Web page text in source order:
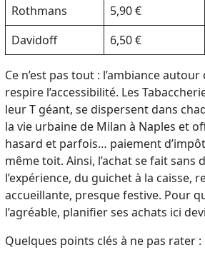
Rothmans
5,90 €
Davidoff
6,50 €
Ce n’est pas tout : l’ambiance
respire l’accessibilité. Les
leur T géant, se dispersent dans
la vie urbaine de Milan à Naples et
hasard et parfois… paiement
même toit. Ainsi, l’achat se fait sans
l’expérience, du guichet à la caisse,
accueillante, presque festive. Pour
l’agréable, planifier ses achats ici
Quelques points clés à ne pas rater :